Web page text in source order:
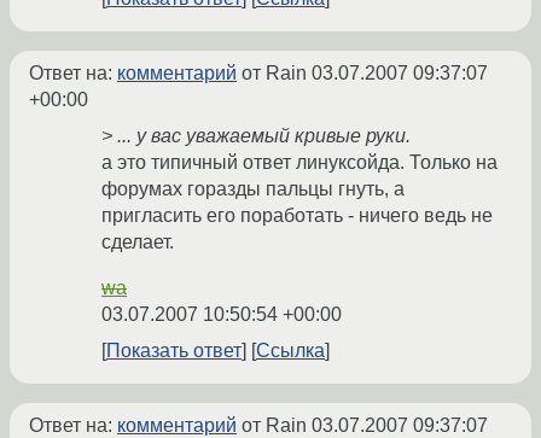
Ответ на: комментарий от Rain 03.07.2007 09:37:07
+00:00
> ... у вас уважаемый кривые руки.
а это типичный ответ линуксойда. Только на
форумах горазды пальцы гнуть, а
пригласить его поработать - ничего ведь не
сделает.
wa
03.07.2007 10:50:54 +00:00
Показать ответ
Ссылка
Ответ на: комментарий от Rain 03.07.2007 09:37:07